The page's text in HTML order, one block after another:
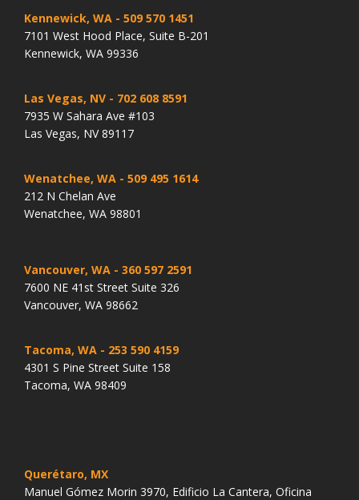
Kennewick, WA - 509 570 1451
7101 West Hood Place, Suite B-201
Kennewick, WA 99336
Las Vegas, NV - 702 608 8591
7935 W Sahara Ave #103
Las Vegas, NV 89117
Wenatchee, WA - 509 495 1614
212 N Chelan Ave
Wenatchee, WA 98801
Vancouver, WA - 360 597 2591
7600 NE 41st Street Suite 326
Vancouver, WA 98662
Tacoma, WA - 253 590 4159
4301 S Pine Street Suite 158
Tacoma, WA 98409
Querétaro, MX
Manuel Gómez Morin 3970, Edificio La Cantera, Oficina